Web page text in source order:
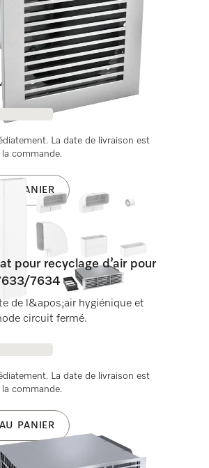
33 Produits
d&#39;air.
La date de livraison est
commande.
PANIER
pour recyclage d’air pour
7634
de l&apos;air hygiénique et
circuit fermé.
La date de livraison est
commande.
PANIER